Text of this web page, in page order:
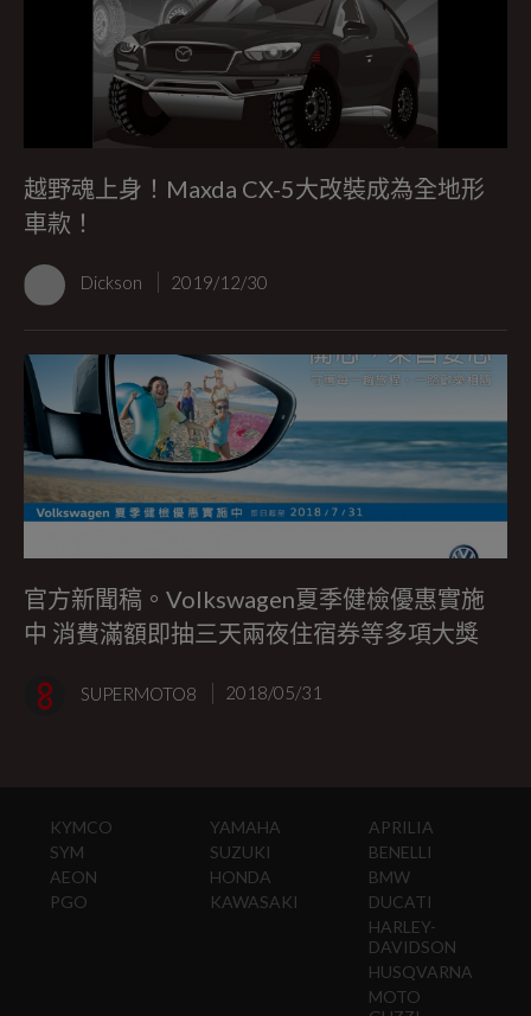
越野魂上身！Maxda CX-5大改裝成為全地形
車款！
Dickson 2019/12/30
官方新聞稿。Volkswagen夏季健檢優惠實施
中 消費滿額即抽三天兩夜住宿券等多項大獎
SUPERMOTO8 2018/05/31
KYMCO
SYM
AEON
PGO
YAMAHA
SUZUKI
HONDA
KAWASAKI
APRILIA
BENELLI
BMW
DUCATI
HARLEY-
DAVIDSON
HUSQVARNA
MOTO